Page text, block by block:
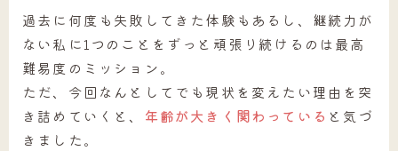
過去に何度も失敗してきた体験もあるし、継続力が
ない私に1つのことをずっと頑張り続けるのは最高
難易度のミッション。
ただ、今回なんとしてでも現状を変えたい理由を突
き詰めていくと、 年齢が大きく関わっている と気づ
きました。